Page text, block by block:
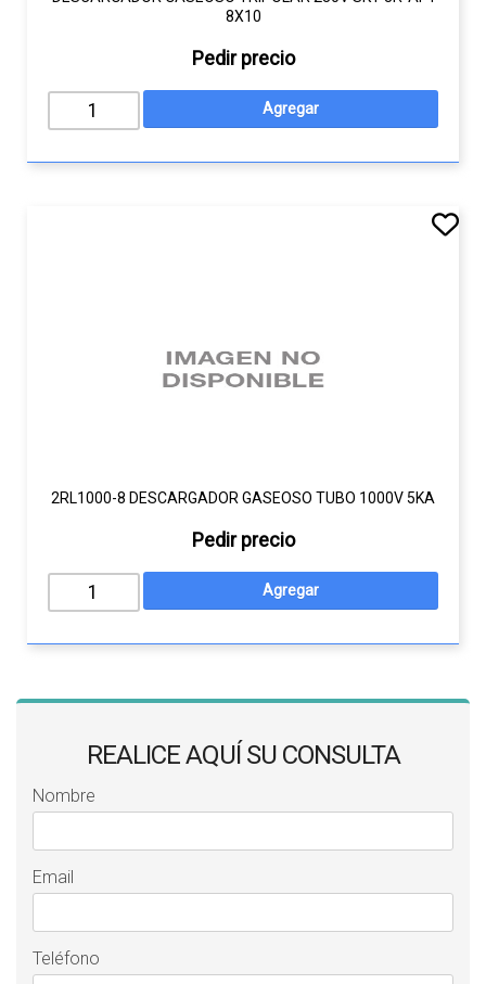
8X10
Pedir precio
2RL1000-8 DESCARGADOR GASEOSO TUBO 1000V 5KA
Pedir precio
REALICE AQUÍ SU CONSULTA
Nombre
Email
Teléfono